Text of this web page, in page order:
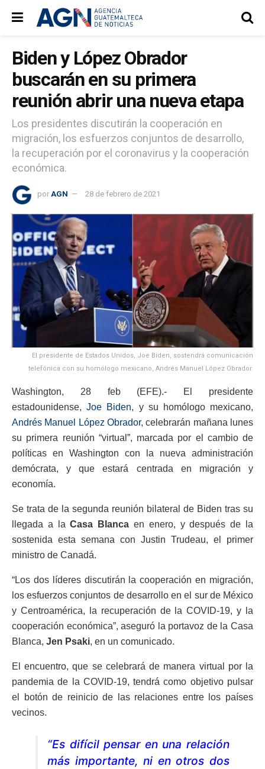
Biden y López Obrador
buscarán en su primera
reunión abrir una nueva etapa
Los presidentes discutirán la cooperación en
migración, los esfuerzos conjuntos de desarrollo,
la recuperación por el coronavirus y la cooperación
económica.
por AGN 28 de febrero de 2021
El presidente de Estados Unidos, Joe Biden, sostendrá comunicación
telefónica con su homólogo mexicano, Andrés Manuel López Obrador.
Washington, 28 feb (EFE).- El presidente
estadounidense,Joe Biden, y su homólogo mexicano,
Andrés Manuel López Obrador, celebrarán mañana lunes
su primera reunión “virtual”, marcada por el cambio de
políticas en Washington con la nueva administración
demócrata, y que estará centrada en migración y
economía.
Se trata de la segunda reunión bilateral de Biden tras su
llegada a laCasa Blanca en enero, y después de la
sostenida esta semana con Justin Trudeau, el primer
ministro de Canadá.
“Los dos líderes discutirán la cooperación en migración,
los esfuerzos conjuntos de desarrollo en el sur de México
y Centroamérica, la recuperación de la COVID-19, y la
cooperación económica”, aseguró la portavoz de la Casa
Blanca, Jen Psaki, en un comunicado.
El encuentro, que se celebrará de manera virtual por la
pandemia de la COVID-19, tendrá como objetivo pulsar
el botón de reinicio de las relaciones entre los países
vecinos.
“Es difícil pensar en una relación
más importante, ni en otros dos